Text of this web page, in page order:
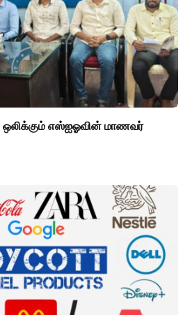
ஒலிக்கும் எஸ்ஐஓவின் மாணவர்